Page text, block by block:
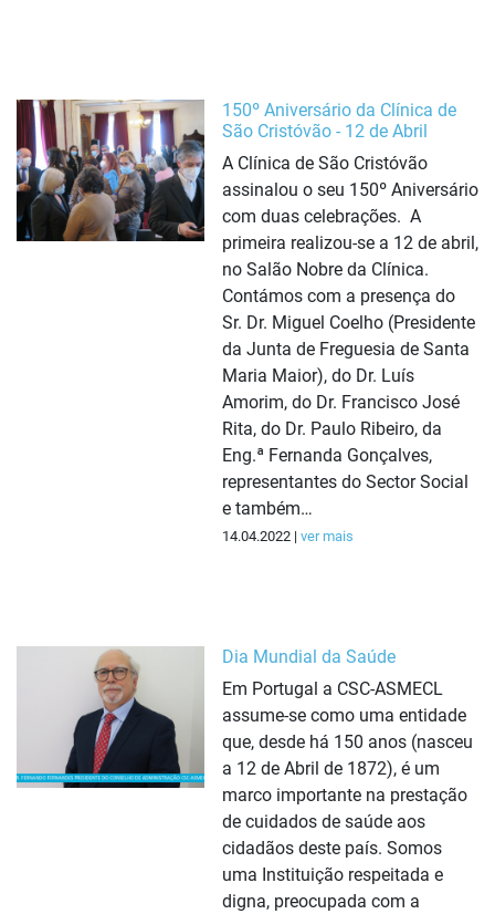
150º Aniversário da Clínica de
São Cristóvão - 12 de Abril
A Clínica de São Cristóvão
assinalou o seu 150º Aniversário
com duas celebrações. A
primeira realizou-se a 12 de abril,
no Salão Nobre da Clínica.
Contámos com a presença do
Sr. Dr. Miguel Coelho (Presidente
da Junta de Freguesia de Santa
Maria Maior), do Dr. Luís
Amorim, do Dr. Francisco José
Rita, do Dr. Paulo Ribeiro, da
Eng.ª Fernanda Gonçalves,
representantes do Sector Social
e também…
14.04.2022 | ver mais
Dia Mundial da Saúde
Em Portugal a CSC-ASMECL
assume-se como uma entidade
que, desde há 150 anos (nasceu
a 12 de Abril de 1872), é um
marco importante na prestação
de cuidados de saúde aos
cidadãos deste país. Somos
uma Instituição respeitada e
digna, preocupada com a